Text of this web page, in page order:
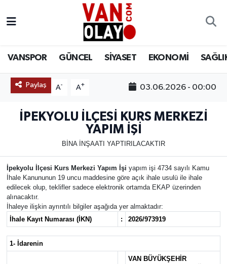
VANSPOR GÜNCEL SİYASET EKONOMİ
Paylaş A- A+ 03.06.2026 - 00:00
İPEKYOLU İLÇESİ KURS MERKEZİ
YAPIM İŞİ
BİNA İNŞAATI YAPTIRILACAKTIR
İpekyolu İlçesi Kurs Merkezi Yapım İşi yapım işi 4734 sayılı Kamu
İhale Kanununun 19 uncu maddesine göre açık ihale usulü ile ihale
edilecek olup, teklifler sadece elektronik ortamda EKAP üzerinden
alınacaktır.
İhaleye ilişkin ayrıntılı bilgiler aşağıda yer almaktadır:
İhale Kayıt Numarası (İKN)
: 2026/973919
1- İdarenin
VAN BÜYÜKŞEHİR
Siyaset
Ekonomi
Eğitim
Bilim & Teknoloji
Dünya
RESMİ İLANLAR
Van Nöbetçi Eczaneler
Van Namaz Vakitleri
Van Trafik Yoğunluk Haritası
Süper Lig Puan Durumu ve Fikstür
Tüm Manşetler
Son Dakika Haberleri
Haber Arşivi